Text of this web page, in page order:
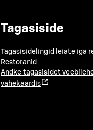
Tagasiside
Tagasisidelingid leiate iga
Restoranid
Andke tagasisidet
vahekaardis